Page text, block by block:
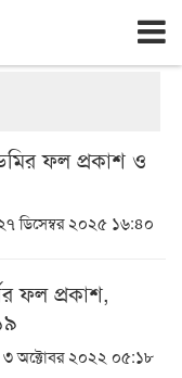
ফল প্রকাশ ও
ডিসেম্বর ২০২৫ ১৬:৪০
ফল প্রকাশ,
৩ অক্টোবর ২০২২ ০৫:১৮